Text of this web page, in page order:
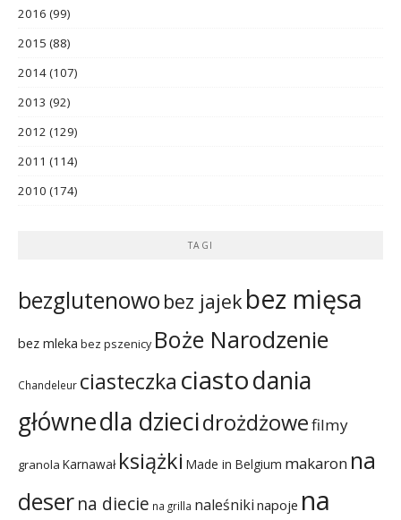
2016 (99)
2015 (88)
2014(107)
2013 (92)
2012 (129)
2011 (114)
2010 (174)
TAGI
bezglutenowo bez jajekbez mięsa
bez mleka bez pszenicy Boże Narodzenie
Chandeleur ciasteczka ciastodania
głównedla dziecidrożdżowefilmy
granola Karnawał książki Made in Belgium makaron na
deserna diecie na grilla naleśniki napoje na